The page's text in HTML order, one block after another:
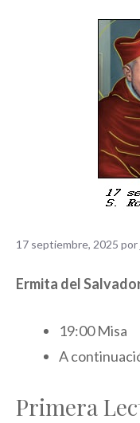
17 septiembre, 2025 por
Ermita del
19:00 Misa
A
Primera